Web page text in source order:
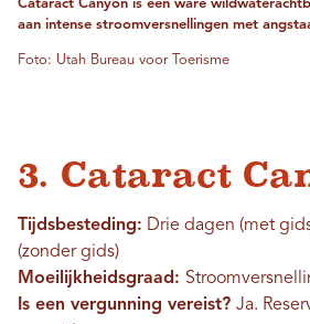
Cataract Canyon is een ware
aan intense stroomversnellingen met
Foto: Utah Bureau voor Toerisme
3. Cataract
Tijdsbesteding: Drie dagen (met
(zonder gids)
Moeilijkheidsgraad:
Is een vergunning vereist? Ja.